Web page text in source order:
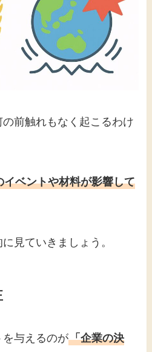
前触れもなく起こるわけ
イベントや材料が影響して
見ていきましょう。
与えるのが「企業の決